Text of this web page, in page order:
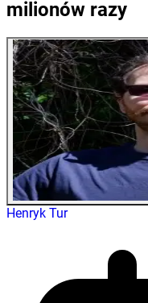
milionów razy
Henryk Tur